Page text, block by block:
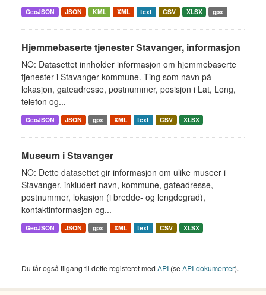
GeoJSON JSON KML XML text CSV XLSX gpx
Hjemmebaserte tjenester Stavanger, informasjon
NO: Datasettet innholder informasjon om hjemmebaserte
tjenester i Stavanger kommune. Ting som navn på
lokasjon, gateadresse, postnummer, posisjon i Lat, Long,
telefon og...
GeoJSON JSON gpx XML text CSV XLSX
Museum i Stavanger
NO: Dette datasettet gir informasjon om ulike museer i
Stavanger, inkludert navn, kommune, gateadresse,
postnummer, lokasjon (i bredde- og lengdegrad),
kontaktinformasjon og...
GeoJSON JSON gpx XML text CSV XLSX
Du får også tilgang til dette registeret med API (seAPI-dokumenter).